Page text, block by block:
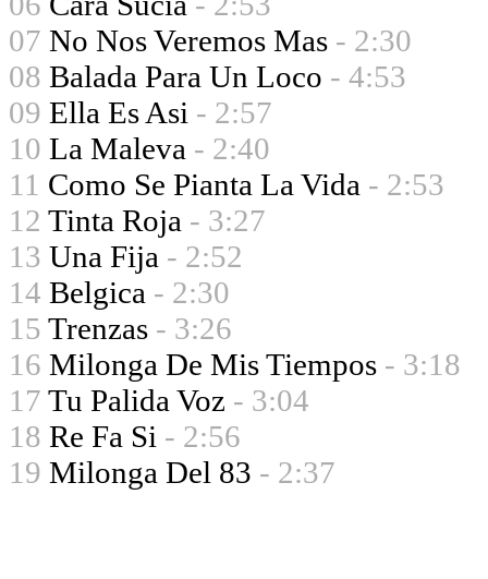
07 No Nos Veremos Mas - 2:30
08 Balada Para Un Loco - 4:53
09 Ella Es Asi - 2:57
10 La Maleva - 2:40
11 Como Se Pianta La Vida - 2:53
12 Tinta Roja - 3:27
13 Una Fija - 2:52
14 Belgica - 2:30
15 Trenzas - 3:26
16 Milonga De Mis Tiempos - 3:18
17 Tu Palida Voz - 3:04
18 Re Fa Si - 2:56
19 Milonga Del 83 - 2:37